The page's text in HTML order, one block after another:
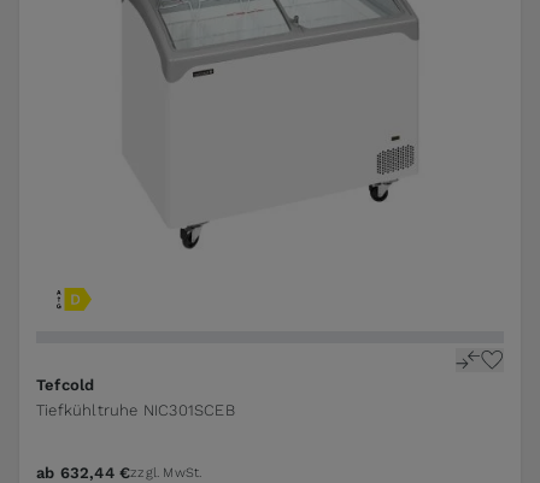
Tefcold
Tiefkühltruhe NIC301SCEB
ab 632,44 €zzgl. MwSt.